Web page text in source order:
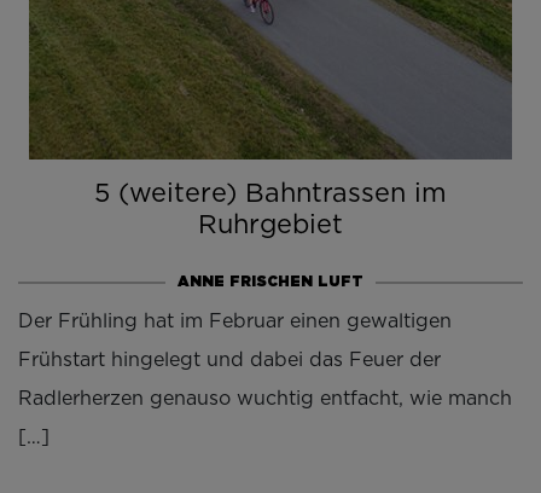
5 (weitere) Bahntrassen im
Ruhrgebiet
ANNE FRISCHEN LUFT
Der Frühling hat im Februar einen gewaltigen
Frühstart hingelegt und dabei das Feuer der
Radlerherzen genauso wuchtig entfacht, wie manch
[…]